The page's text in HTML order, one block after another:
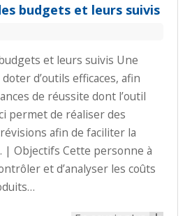
budgets et leurs suivis
et leurs suivis Une
d’outils efficaces, afin
de réussite dont l’outil
permet de réaliser des
afin de faciliter la
| Objectifs Cette personne à
et d’analyser les coûts